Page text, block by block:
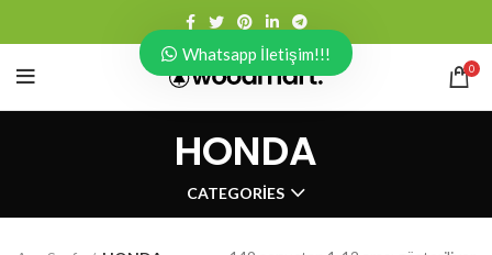
0
HONDA
CATEGORIES
Whatsapp İletişim!!!